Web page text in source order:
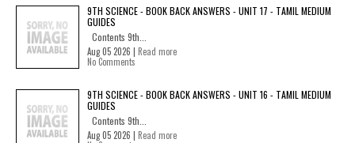
9TH SCIENCE - BOOK BACK ANSWERS - UNIT 17 - TAMIL MEDIUM
GUIDES
Contents 9th...
Aug 05 2026 | Read more
No Comments
9TH SCIENCE - BOOK BACK ANSWERS - UNIT 16 - TAMIL MEDIUM
GUIDES
Contents 9th...
Aug 05 2026 | Read more